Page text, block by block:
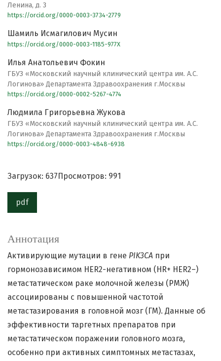
Ленина, д. 3
https://orcid.org/0000-0003-3734-2779
Шамиль Исмагилович Мусин
https://orcid.org/0000-0003-1185-977X
Илья Анатольевич Фокин
ГБУЗ «Московский научный клинический центра им. А.С.
Логинова» Департамента Здравоохранения г.Москвы
https://orcid.org/0000-0002-5267-4774
Людмила Григорьевна Жукова
ГБУЗ «Московский научный клинический центра им. А.С.
Логинова» Департамента Здравоохранения г.Москвы
https://orcid.org/0000-0003-4848-6938
Загрузок: 637 Просмотров: 991
pdf
Аннотация
Активирующие мутации в гене PIK3CA при
гормонозависимом HER2-негативном (HR+ HER2–)
метастатическом раке молочной железы (РМЖ)
ассоциированы с повышенной частотой
метастазирования в головной мозг (ГМ). Данные об
эффективности таргетных препаратов при
метастатическом поражении головного мозга,
особенно при активных симптомных метастазах,